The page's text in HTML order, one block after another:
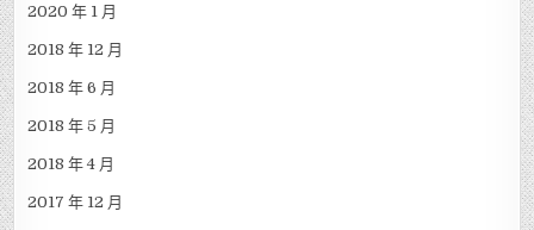
2020 年 1 月
2018 年 12 月
2018 年 6 月
2018 年 5 月
2018 年 4 月
2017 年 12 月